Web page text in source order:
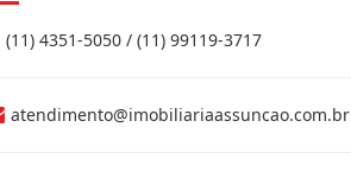
(11) 4351-5050 / (11) 99119-3717
atendimento@imobiliariaassuncao.com.br